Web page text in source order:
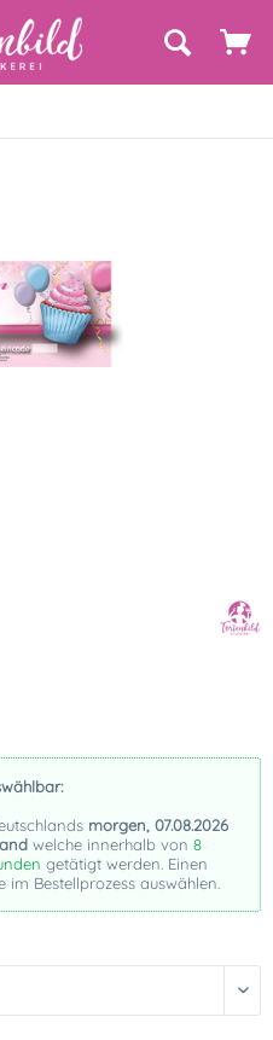
morgen, 07.08.2026
welche innerhalb von 8
getätigt werden. Einen
Bestellprozess auswählen.